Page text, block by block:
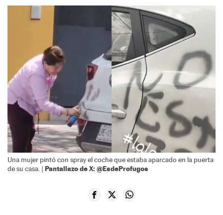
Una mujer pintó con spray el coche que estaba aparcado en la puerta
de su casa. | Pantallazo de X: @EsdeProfugos